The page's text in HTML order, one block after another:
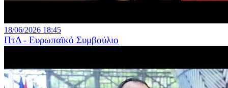
18/06/2026 18:45
ΠτΔ - Ευρωπαϊκό Συμβούλιο